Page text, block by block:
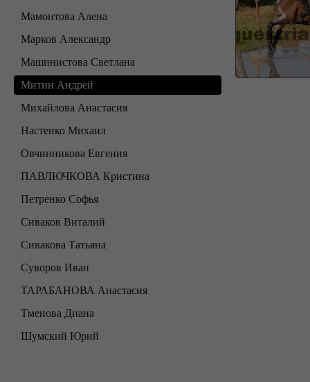
Мамонтова Алена
Марков Александр
Машинистова Светлана
Митин Андрей
Михайлова Анастасия
Настенко Михаил
Овчинникова Евгения
ПАВЛЮЧКОВА Кристина
Петренко Софья
Сиваков Виталий
Сивакова Татьяна
Суворов Иван
ТАРАБАНОВА Анастасия
Тменова Диана
Шумский Юрий